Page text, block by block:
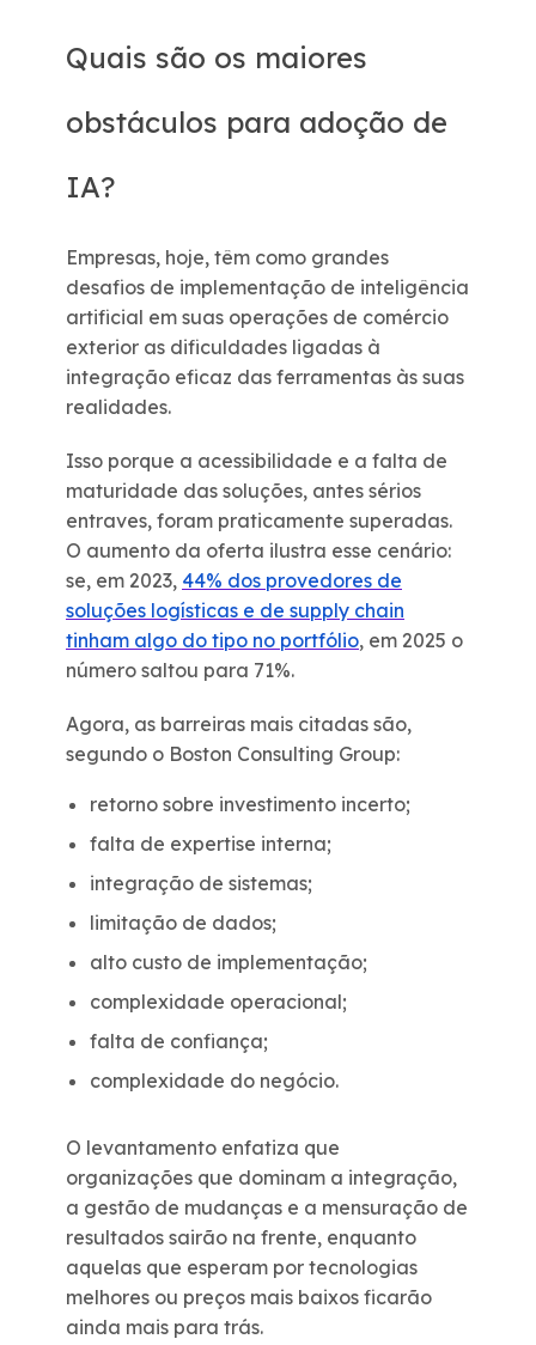
Quais são os maiores
obstáculos para adoção de
IA?
Empresas, hoje, têm como grandes
desafios de implementação de inteligência
artificial em suas operações de comércio
exterior as dificuldades ligadas à
integração eficaz das ferramentas às suas
realidades.
Isso porque a acessibilidade e a falta de
maturidade das soluções, antes sérios
entraves, foram praticamente superadas.
O aumento da oferta ilustra esse cenário:
se, em 2023, 44% dos provedores de
soluções logísticas e de supply chain
tinham algo do tipo no portfólio, em 2025 o
número saltou para 71%.
Agora, as barreiras mais citadas são,
segundo o Boston Consulting Group:
retorno sobre investimento incerto;
falta de expertise interna;
integração de sistemas;
limitação de dados;
alto custo de implementação;
complexidade operacional;
falta de confiança;
complexidade do negócio.
O levantamento enfatiza que
organizações que dominam a integração,
a gestão de mudanças e a mensuração de
resultados sairão na frente, enquanto
aquelas que esperam por tecnologias
melhores ou preços mais baixos ficarão
ainda mais para trás.